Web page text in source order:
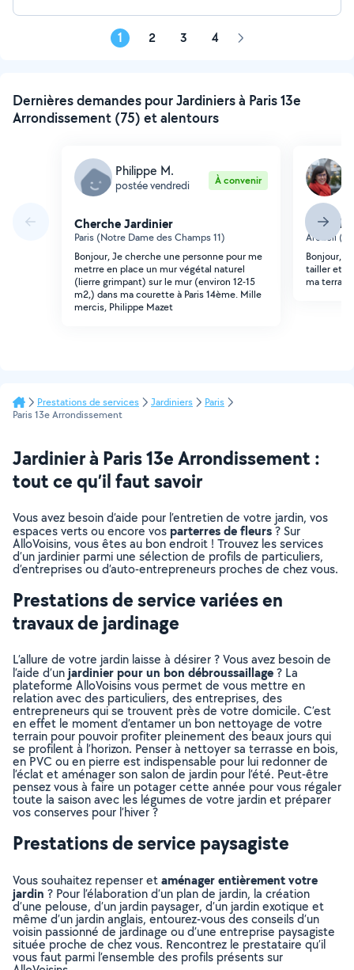
1 2 3 4 Page
Dernières demandes pour Jardiniers à Paris 13e
Arrondissement (75) et alentours
Philippe M.
postée vendredi À convenir
Cherche Jardinier
Paris (Notre Dame des Champs 11)
Bonjour, Je cherche une personne pour me
metrre en place un mur végétal naturel
(lierre grimpant) sur le mur (environ 12-15
m2,) dans ma courette à Paris 14ème. Mille
mercis, Philippe Mazet
Arcueil
Bonjour,
tailler et
ma
Prestations de services Jardiniers
Paris
Paris 13e Arrondissement
Jardinier à Paris 13e Arrondissement :
tout ce qu’il faut savoir
Vous avez besoin d’aide pour l’entretien de votre jardin, vos
espaces verts ou encore vosparterres de fleurs? Sur
AlloVoisins, vous êtes au bon endroit ! Trouvez les services
d’un jardinier parmi une sélection de profils de particuliers,
d’entreprises ou d’auto-entrepreneurs proches de chez vous.
Prestations de service variées en
travaux de jardinage
L’allure de votre jardin laisse à désirer ? Vous avez besoin de
l’aide d’unjardinier pour un bon débroussaillage? La
plateforme AlloVoisins vous permet de vous mettre en
relation avec des particuliers, des entreprises, des
entrepreneurs qui se trouvent près de votre domicile. C’est
en effet le moment d’entamer un bon nettoyage de votre
terrain pour pouvoir profiter pleinement des beaux jours qui
se profilent à l’horizon. Penser à nettoyer sa terrasse en bois,
en PVC ou en pierre est indispensable pour lui redonner de
l’éclat et aménager son salon de jardin pour l’été. Peut-être
pensez vous à faire un potager cette année pour vous régaler
toute la saison avec les légumes de votre jardin et préparer
vos conserves pour l’hiver ?
Prestations de service paysagiste
Vous souhaitez repenser etaménager entièrement votre
jardin ? Pour l’élaboration d’un plan de jardin, la création
d’une pelouse, d’un jardin paysager, d’un jardin exotique et
même d’un jardin anglais, entourez-vous des conseils d’un
voisin passionné de jardinage ou d’une entreprise paysagiste
située proche de chez vous. Rencontrez le prestataire qu’il
vous faut parmi l’ensemble des profils présents sur